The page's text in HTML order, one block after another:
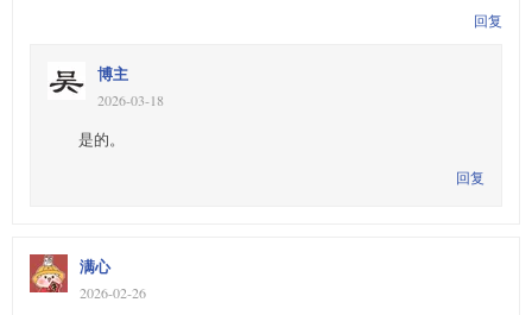
回复
博主
2026-03-18
是的。
回复
满心
2026-02-26